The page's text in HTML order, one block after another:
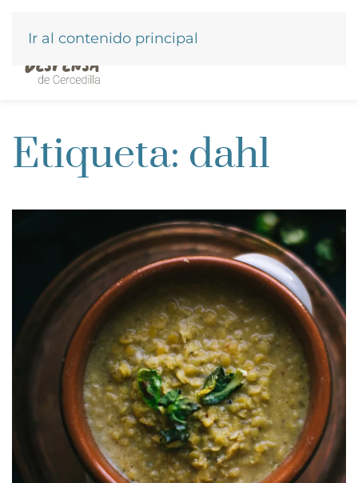
Ir al contenido principal
Etiqueta: dahl